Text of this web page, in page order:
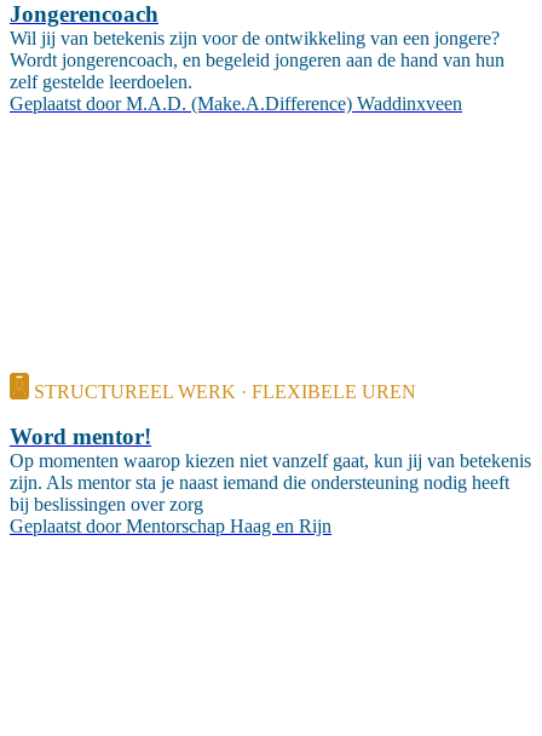
Jongerencoach
Wil jij van betekenis zijn voor de ontwikkeling van een jongere?
Wordt jongerencoach, en begeleid jongeren aan de hand van hun
zelf gestelde leerdoelen.
Geplaatst door M.A.D. (Make.A.Difference) Waddinxveen
STRUCTUREEL WERK · FLEXIBELE UREN
Word mentor!
Op momenten waarop kiezen niet vanzelf gaat, kun jij van betekenis
zijn. Als mentor sta je naast iemand die ondersteuning nodig heeft
bij beslissingen over zorg
Geplaatst door Mentorschap Haag en Rijn